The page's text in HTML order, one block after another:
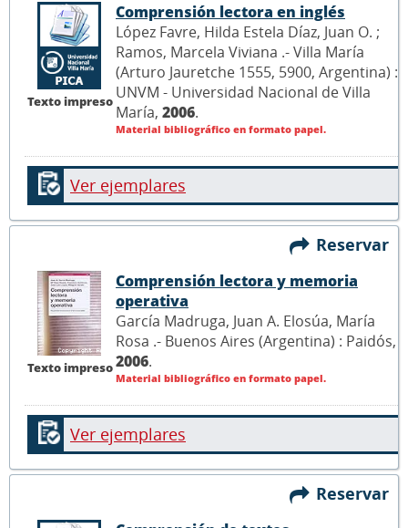
Texto impreso
Comprensión lectora en inglés
López Favre, Hilda Estela Díaz, Juan O. ;
Ramos, Marcela Viviana .- Villa María
(Arturo Jauretche 1555, 5900, Argentina) :
UNVM - Universidad Nacional de Villa
María, 2006.
Material bibliográfico en formato papel.
Ver ejemplares
Reservar
Texto impreso
Comprensión lectora y memoria
operativa
García Madruga, Juan A. Elosúa, María
Rosa .- Buenos Aires (Argentina) : Paidós,
2006.
Material bibliográfico en formato papel.
Ver ejemplares
Reservar